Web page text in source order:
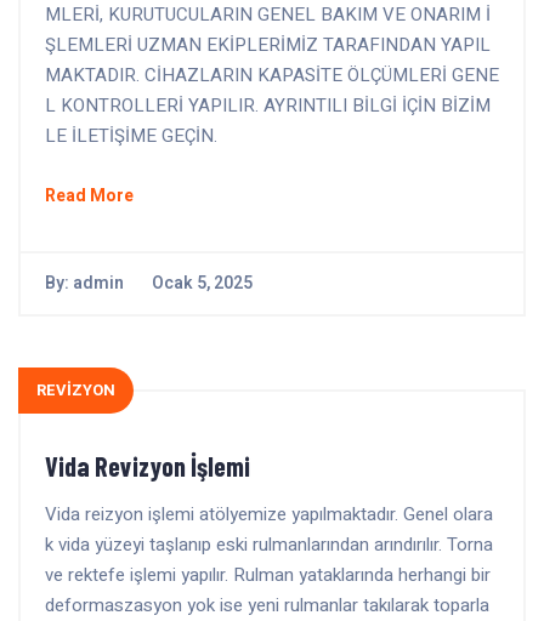
MLERİ, KURUTUCULARIN GENEL BAKIM VE ONARIM İ
ŞLEMLERİ UZMAN EKİPLERİMİZ TARAFINDAN YAPIL
MAKTADIR. CİHAZLARIN KAPASİTE ÖLÇÜMLERİ GENE
L KONTROLLERİ YAPILIR. AYRINTILI BİLGİ İÇİN BİZİM
LE İLETİŞİME GEÇİN.
Read More
By: admin Ocak 5, 2025
REVİZYON
Vida Revizyon İşlemi
Vida reizyon işlemi atölyemize yapılmaktadır. Genel olara
k vida yüzeyi taşlanıp eski rulmanlarından arındırılır. Torna
ve rektefe işlemi yapılır. Rulman yataklarında herhangi bir
deformaszasyon yok ise yeni rulmanlar takılarak toparla